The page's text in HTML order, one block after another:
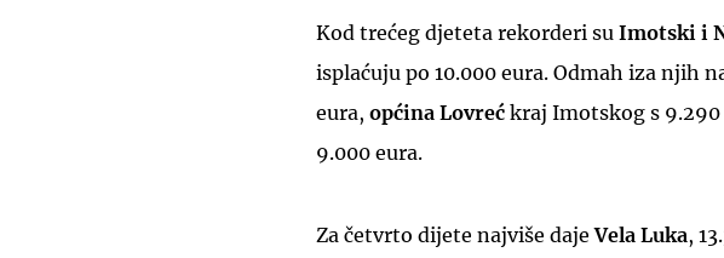
Kod trećeg djeteta rekorderi su Imotski i
isplaćuju po 10.000 eura. Odmah iza njih
eura, općina Lovreć kraj Imotskog s 9.290
9.000 eura.
Za četvrto dijete najviše dajeVela Luka,